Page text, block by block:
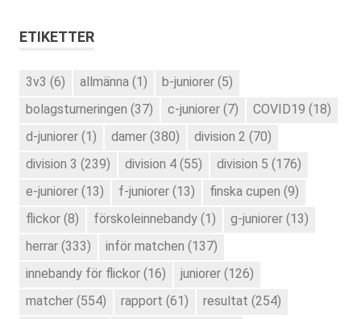
ETIKETTER
3v3 (6) allmänna (1) b-juniorer (5)
bolagsturneringen (37) c-juniorer (7) COVID19 (18)
d-juniorer (1) damer (380) division 2 (70)
division 3 (239) division 4 (55) division 5 (176)
e-juniorer (13) f-juniorer (13) finska cupen (9)
flickor (8) förskoleinnebandy (1) g-juniorer (13)
herrar (333) inför matchen (137)
innebandy för flickor (16) juniorer (126)
matcher (554) rapport (61) resultat (254)